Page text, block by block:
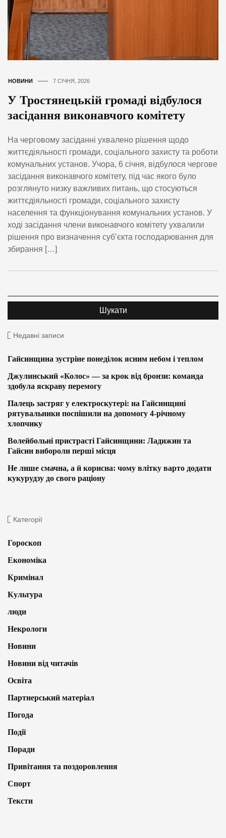
НОВИНИ 7 СІЧНЯ, 2026
У Тростянецькій громаді відбулося
засідання виконавчого комітету
На черговому засіданні ухвалено рішення щодо
життєдіяльності громади, соціального захисту та роботи
комунальних установ. Учора, 6 січня, відбулося чергове
засідання виконавчого комітету, під час якого було
розглянуто низку важливих питань, що стосуються
життєдіяльності громади, соціального захисту
населення та функціонування комунальних установ. У
ході засідання члени виконавчого комітету ухвалили
рішення про визначення суб’єкта господарювання для
збирання […]
Недавні записи
Гайсинщина зустріне понеділок ясним небом і теплом
Джулинський «Колос» — за крок від бронзи: команда
здобула яскраву перемогу
Палець застряг у електроскутері: на Гайсинщині
рятувальники поспішили на допомогу 4-річному
хлопчику
Волейбольні пристрасті Гайсинщини: Ладижин та
Гайсин вибороли перші місця
Не лише смачна, а й корисна: чому влітку варто додати
кукурудзу до свого раціону
Категорії
Гороскоп
Економіка
Кримінал
Культура
люди
Некрологи
Новини
Новини від читачів
Освіта
Партнерський матеріал
Погода
Події
Поради
Привітання та поздоровлення
Спорт
Тексти